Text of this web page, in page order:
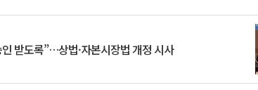
받도록”…상법·자본시장법 개정 시사